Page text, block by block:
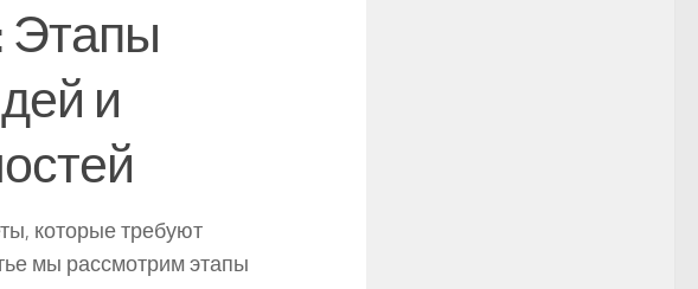
Этапы
и
которые требуют
мы рассмотрим этапы